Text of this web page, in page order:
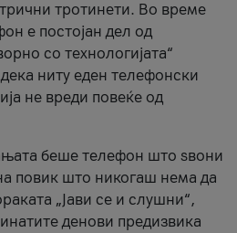
тротинети. Во време
е постојан дел од
со технологијата“
ниту еден телефонски
не вреди повеќе од
беше телефон што ѕвони
повик што никогаш нема да
„Јави се и слушни“,
денови предизвика